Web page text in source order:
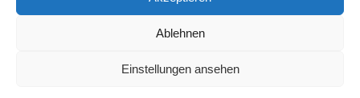
Ablehnen
Einstellungen ansehen